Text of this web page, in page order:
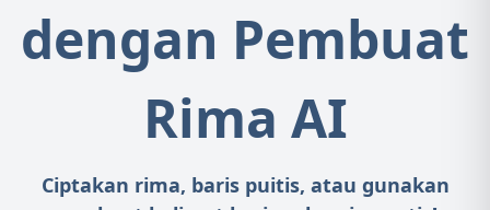
dengan Pembuat
Rima AI
Ciptakan rima, baris puitis, atau gunakan